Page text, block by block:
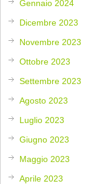
Gennaio 2024
Dicembre 2023
Novembre 2023
Ottobre 2023
Settembre 2023
Agosto 2023
Luglio 2023
Giugno 2023
Maggio 2023
Aprile 2023